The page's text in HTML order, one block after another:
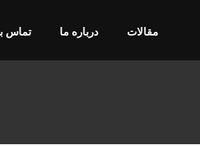
مقالات درباره ما تماس